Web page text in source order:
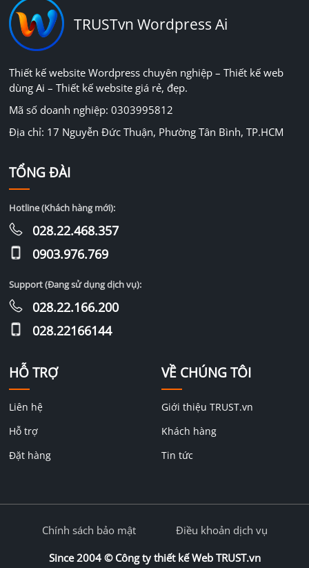
TRUSTvn Wordpress Ai
Thiết kế website Wordpress chuyên nghiệp – Thiết kế web
dùng Ai – Thiết kế website giá rẻ, đẹp.
Mã số doanh nghiệp: 0303995812
Địa chỉ: 17 Nguyễn Đức Thuận, Phường Tân Bình, TP.HCM
HỖ TRỢ
Liên hệ
Hỗ trợ
Đặt hàng
VỀ CHÚNG TÔI
Giới thiệu TRUST.vn
Khách hàng
Tin tức
TỔNG ĐÀI
Hotline (Khách hàng mới):
028.22.468.357
0903.976.769
Support (Đang sử dụng dịch vụ):
028.22.166.200
028.22166144
Since 2004 © Công ty thiết kế Web TRUST.vn
Chính sách bảo mật Điều khoản dịch vụ